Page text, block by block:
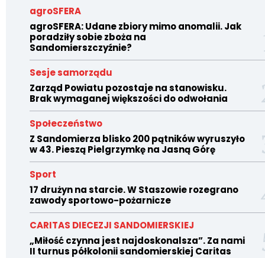
agroSFERA
agroSFERA: Udane zbiory mimo anomalii. Jak
poradziły sobie zboża na
Sandomierszczyźnie?
Sesje samorządu
Zarząd Powiatu pozostaje na stanowisku.
Brak wymaganej większości do odwołania
Społeczeństwo
Z Sandomierza blisko 200 pątników wyruszyło
w 43. Pieszą Pielgrzymkę na Jasną Górę
Sport
17 drużyn na starcie. W Staszowie rozegrano
zawody sportowo-pożarnicze
CARITAS DIECEZJI SANDOMIERSKIEJ
„Miłość czynna jest najdoskonalsza”. Za nami
II turnus półkolonii sandomierskiej Caritas